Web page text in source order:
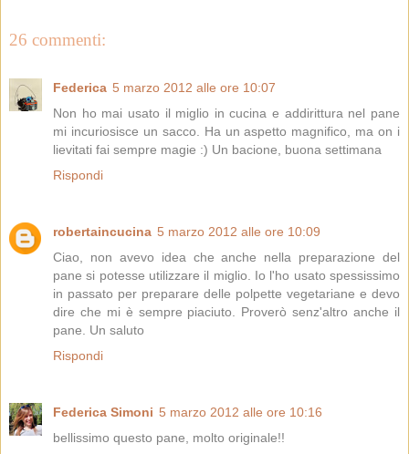
26 commenti:
Federica 5 marzo 2012 alle ore 10:07
Non ho mai usato il miglio in cucina e addirittura nel pane
mi incuriosisce un sacco. Ha un aspetto magnifico, ma on i
lievitati fai sempre magie :) Un bacione, buona settimana
Rispondi
robertaincucina 5 marzo 2012 alle ore 10:09
Ciao, non avevo idea che anche nella preparazione del
pane si potesse utilizzare il miglio. Io l'ho usato spessissimo
in passato per preparare delle polpette vegetariane e devo
dire che mi è sempre piaciuto. Proverò senz'altro anche il
pane. Un saluto
Rispondi
Federica Simoni 5 marzo 2012 alle ore 10:16
bellissimo questo pane, molto originale!!